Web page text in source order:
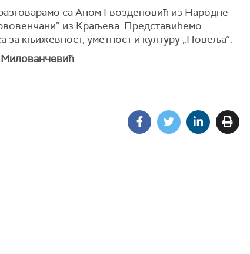
са Аном Гвозденовић из Народне
из Краљева. Представићемо
за књижевност, уметност и културу „Повеља”.